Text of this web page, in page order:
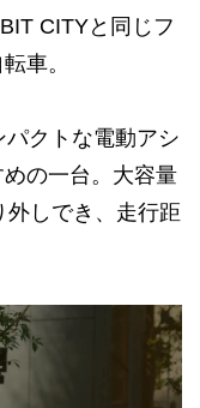
CITYと同じフ
車。
クトな電動アシ
の一台。大容量
しでき、走行距